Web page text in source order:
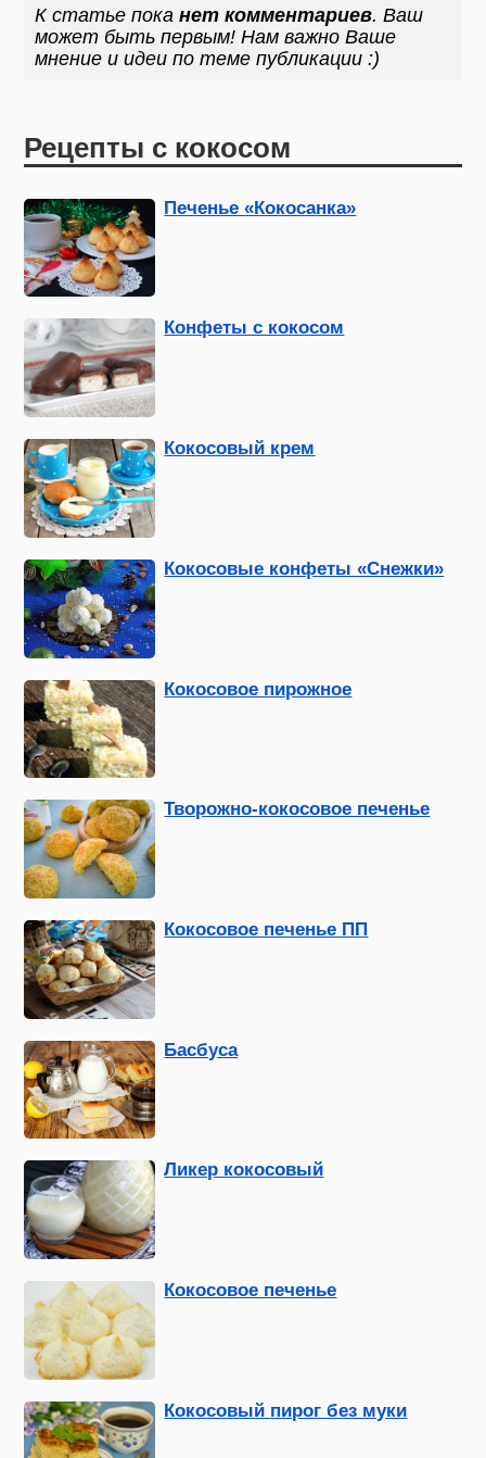
К статье поканет комментариев. Ваш
может быть первым! Нам важно Ваше
мнение и идеи по теме публикации :)
Рецепты с кокосом
Печенье «Кокосанка»
Конфеты с кокосом
Кокосовый крем
Кокосовые конфеты «Снежки»
Кокосовое пирожное
Творожно-кокосовое печенье
Кокосовое печенье ПП
Басбуса
Ликер кокосовый
Кокосовое печенье
Кокосовый пирог без муки